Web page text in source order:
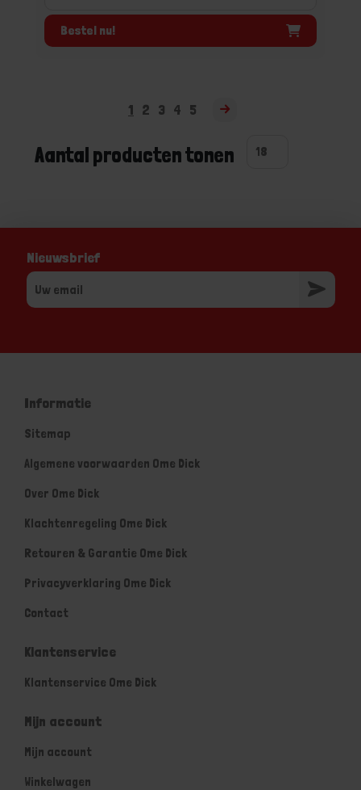
Bestel nu!
1 2 3 4 5
Aantal producten tonen
Nieuwsbrief
Informatie
Sitemap
Algemene voorwaarden Ome Dick
Over Ome Dick
Klachtenregeling Ome Dick
Retouren & Garantie Ome Dick
Privacyverklaring Ome Dick
Contact
Klantenservice
Klantenservice Ome Dick
Mijn account
Mijn account
Winkelwagen